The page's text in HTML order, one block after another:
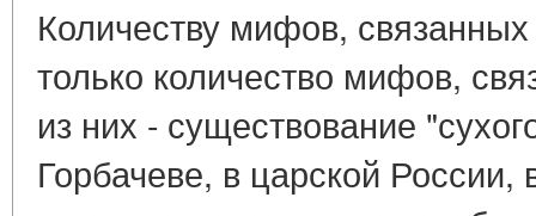
Количеству мифов,
только количество мифов,
из них - существование
Горбачеве, в царской